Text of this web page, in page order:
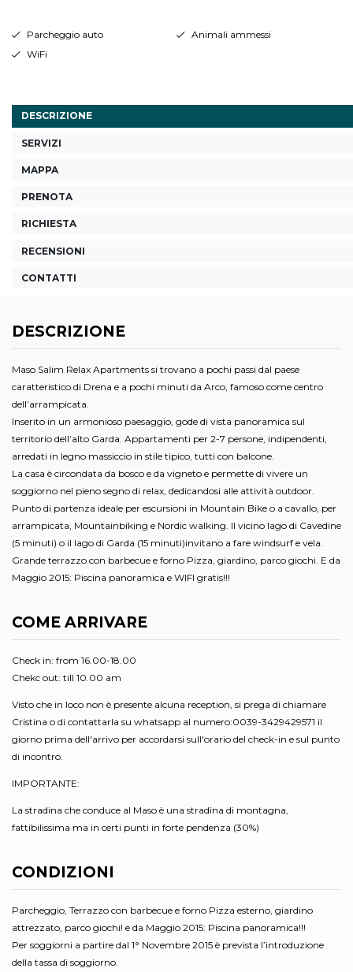
Parcheggio auto
Animali ammessi
WiFi
DESCRIZIONE
SERVIZI
MAPPA
PRENOTA
RICHIESTA
RECENSIONI
CONTATTI
DESCRIZIONE
Maso Salim Relax Apartments si trovano a pochi passi dal paese
caratteristico di Drena e a pochi minuti da Arco, famoso come centro
dell’arrampicata.
Inserito in un armonioso paesaggio, gode di vista panoramica sul
territorio dell’alto Garda. Appartamenti per 2-7 persone, indipendenti,
arredati in legno massiccio in stile tipico, tutti con balcone.
La casa è circondata da bosco e da vigneto e permette di vivere un
soggiorno nel pieno segno di relax, dedicandosi alle attività outdoor.
Punto di partenza ideale per escursioni in Mountain Bike o a cavallo, per
arrampicata, Mountainbiking e Nordic walking. Il vicino lago di Cavedine
(5 minuti) o il lago di Garda (15 minuti)invitano a fare windsurf e vela.
Grande terrazzo con barbecue e forno Pizza, giardino, parco giochi. E da
Maggio 2015: Piscina panoramica e WIFI gratis!!!
COME ARRIVARE
Check in: from 16.00-18.00
Chekc out: till 10.00 am
Visto che in loco non è presente alcuna reception, si prega di chiamare
Cristina o di contattarla su whatsapp al numero:0039-3429429571 il
giorno prima dell'arrivo per accordarsi sull'orario del check-in e sul punto
di incontro.
IMPORTANTE:
La stradina che conduce al Maso è una stradina di montagna,
fattibilissima ma in certi punti in forte pendenza (30%)
CONDIZIONI
Parcheggio, Terrazzo con barbecue e forno Pizza esterno, giardino
attrezzato, parco giochi! e da Maggio 2015: Piscina panoramica!!!
Per soggiorni a partire dal 1° Novembre 2015 è prevista l’introduzione
della tassa di soggiorno.